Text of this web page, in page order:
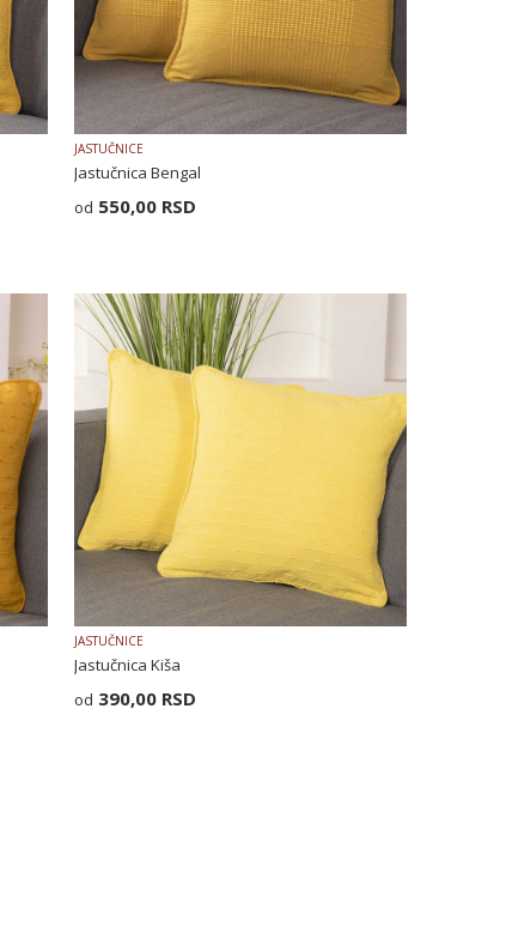
JASTUČNICE
Jastučnica Bengal
550,00 RSD
JASTUČNICE
Jastučnica Kiša
390,00 RSD